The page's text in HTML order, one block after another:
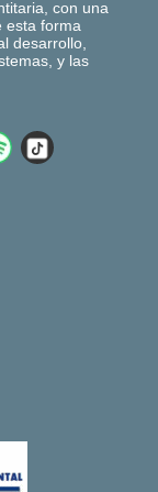
con una
esta forma
desarrollo,
y las